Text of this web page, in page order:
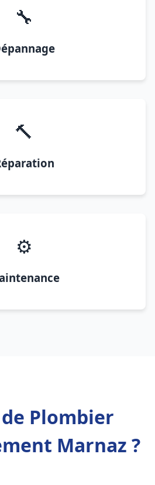
🔧
🔨
⚙️
Plombier
Marnaz ?